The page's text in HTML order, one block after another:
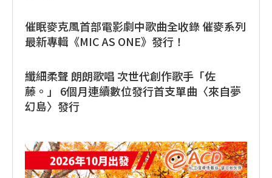
催眠麥克風首部電影劇中歌曲全收錄 催麥系列
最新專輯《MIC AS ONE》發行！
纖細柔聲 朗朗歌唱 次世代創作歌手「佐
藤。」 6個月連續數位發行首支單曲〈來自夢
幻島〉發行